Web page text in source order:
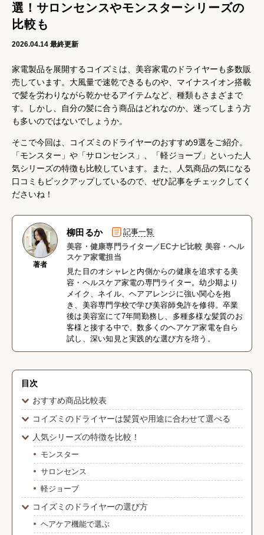
選！サロンセンスやモンスターシリーズの
比較も
2026.04.14 最終更新
家電製品を展開するコイズミは、美容家電のドライヤーも多数販
売しています。大風量で速乾できるものや、マイナスイオン搭載
で髪を労わりながら乾かせるアイテムなど、種類もさまざまで
す。しかし、自分の髪に合う商品はどれなのか、迷ってしまう方
も多いのではないでしょうか。
そこで今回は、コイズミのドライヤーのおすすめ9選をご紹介。
「モンスター」や「サロンセンス」、「軽ジョーブ」といった人
気シリーズの特徴も比較しています。また、人気商品の気になる
口コミもピックアップしているので、ぜひ記事をチェックしてく
ださいね！
著者
柳田るか
記事一覧
美容・健康専門ライター／ECナビ比較 美容・ヘル
スケア家電担当
見た目のオシャレと内側からの健康を追求する美
容・ヘルスケア家電の専門ライター。幼少期より
メイク、ネイル、ヘアアレンジに強い関心を抱
き、美容専門学校で学び美容師免許を修得。卒業
後は美容室にて7年間勤務し、多種多様な髪質のお
客様と接する中で、数多くのヘアケア家電を自ら
試し、深い知見と実践的な選び方を培う。
目次
おすすめ商品比較表
コイズミのドライヤーは髪質や用途に合わせて選べる
人気シリーズの特徴を比較！
モンスター
サロンセンス
軽ジョーブ
コイズミのドライヤーの選び方
ヘアケア機能で選ぶ